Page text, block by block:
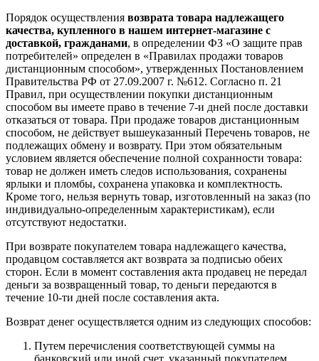
Порядок осуществления возврата товара надлежащего
качества, купленного в нашем интернет-магазине с
доставкой, гражданами, в определении ФЗ «О защите прав
потребителей» определен в «Правилах продажи товаров
дистанционным способом», утвержденных Постановлением
Правительства РФ от 27.09.2007 г. №612. Согласно п. 21
Правил, при осуществлении покупки дистанционным
способом вы имеете право в течение 7-и дней после доставки
отказаться от товара. При продаже товаров дистанционным
способом, не действует вышеуказанный Перечень товаров, не
подлежащих обмену и возврату. При этом обязательным
условием является обеспечение полной сохранности товара:
товар не должен иметь следов использования, сохранены
ярлыки и пломбы, сохранена упаковка и комплектность.
Кроме того, нельзя вернуть товар, изготовленный на заказ (по
индивидуально-определенным характеристикам), если
отсутствуют недостатки.
При возврате покупателем товара надлежащего качества,
продавцом составляется акт возврата за подписью обеих
сторон. Если в момент составления акта продавец не передал
деньги за возвращенный товар, то деньги передаются в
течение 10-ти дней после составления акта.
Возврат денег осуществляется одним из следующих способов:
Путем перечисления соответствующей суммы на
банковский или иной счет, указанный покупателем.